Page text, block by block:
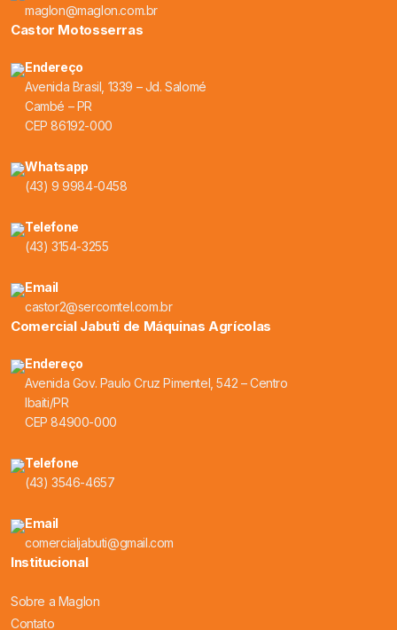
maglon@maglon.com.br
Castor Motosserras
Endereço
Avenida Brasil, 1339 – Jd. Salomé
Cambé – PR
CEP 86192-000
Whatsapp
(43) 9 9984-0458
Telefone
(43) 3154-3255
Email
castor2@sercomtel.com.br
Comercial Jabuti de Máquinas Agrícolas
Endereço
Avenida Gov. Paulo Cruz Pimentel, 542 – Centro
Ibaiti/PR
CEP 84900-000
Telefone
(43) 3546-4657
Email
comercialjabuti@gmail.com
Institucional
Sobre a Maglon
Contato